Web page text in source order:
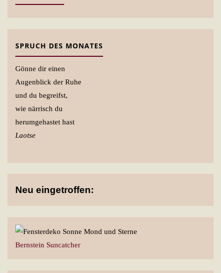
SPRUCH DES MONATES
Gönne dir einen
Augenblick der Ruhe
und du begreifst,
wie närrisch du
herumgehastet hast
Laotse
Neu eingetroffen:
Bernstein Suncatcher